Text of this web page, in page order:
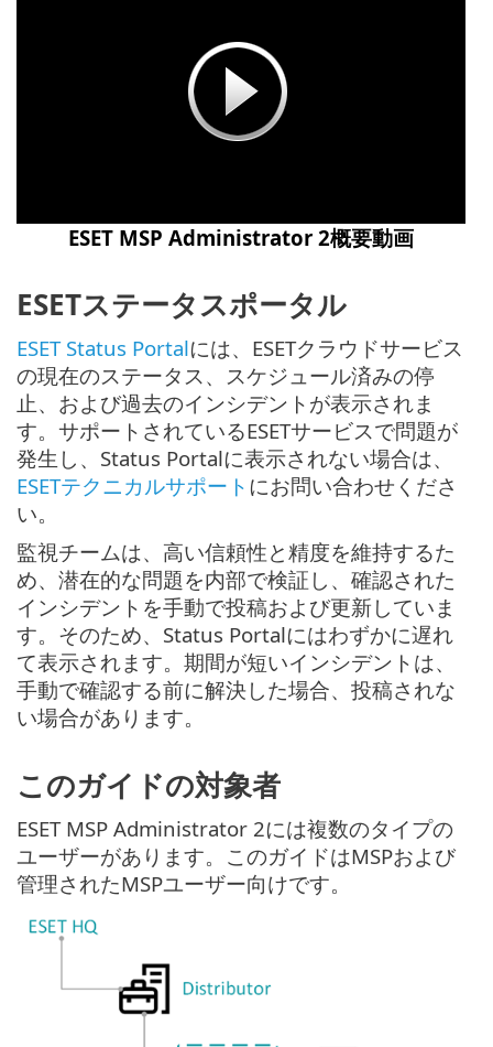
ESET MSP Administrator 2概要動画
ESETステータスポータル
ESET Status Portalには、ESETクラウドサービス
の現在のステータス、スケジュール済みの停
止、および過去のインシデントが表示されま
す。サポートされているESETサービスで問題が
発生し、Status Portalに表示されない場合は、
ESETテクニカルサポート にお問い合わせくださ
い。
監視チームは、高い信頼性と精度を維持するた
め、潜在的な問題を内部で検証し、確認された
インシデントを手動で投稿および更新していま
す。そのため、Status Portalにはわずかに遅れ
て表示されます。期間が短いインシデントは、
手動で確認する前に解決した場合、投稿されな
い場合があります。
このガイドの対象者
ESET MSP Administrator 2には複数のタイプの
ユーザーがあります。このガイドはMSPおよび
管理されたMSPユーザー向けです。